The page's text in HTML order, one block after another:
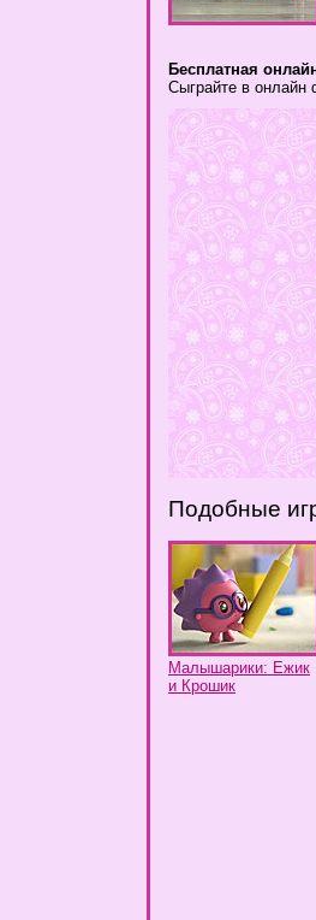
Бесплатная
Сыграйте в онлайн
Подобные
Малышарики: Ежик
и Крошик